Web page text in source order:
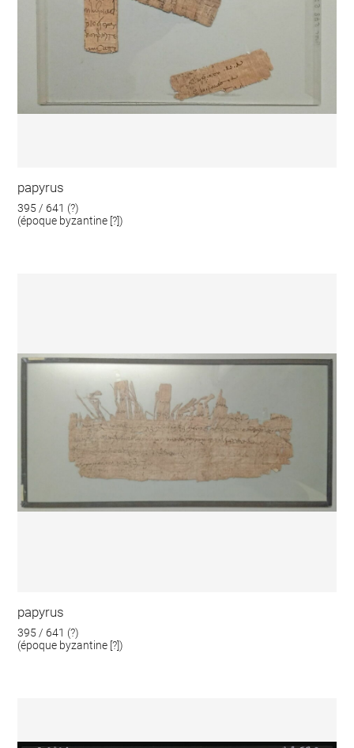
papyrus
395 / 641 (?)
(époque byzantine [?])
papyrus
395 / 641 (?)
(époque byzantine [?])